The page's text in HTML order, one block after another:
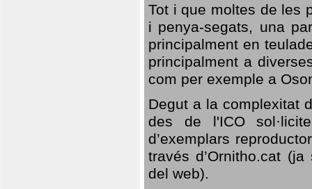
Tot i que moltes de les
i penya-segats, una
principalment en
principalment a
com per exemple a
Degut a la complexitat
des de l'ICO
d’exemplars
través d’Ornitho.cat
del web).